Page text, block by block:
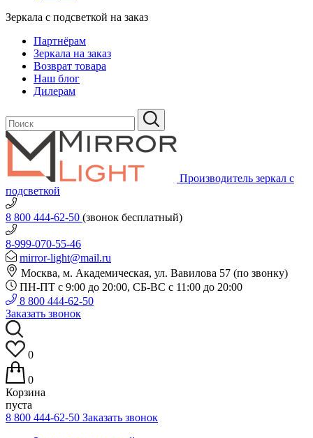
Зеркала с подсветкой на заказ
Партнёрам
Зеркала на заказ
Возврат товара
Наш блог
Дилерам
Производитель зеркал с
подсветкой
8 800 444-62-50 (звонок бесплатный)
8-999-070-55-46
mirror-light@mail.ru
Москва, м. Академическая, ул. Вавилова 57 (по звонку)
ПН-ПТ с 9:00 до 20:00, СБ-ВС с 11:00 до 20:00
8 800 444-62-50
Заказать звонок
0
0
Корзина
пуста
8 800 444-62-50 Заказать звонок